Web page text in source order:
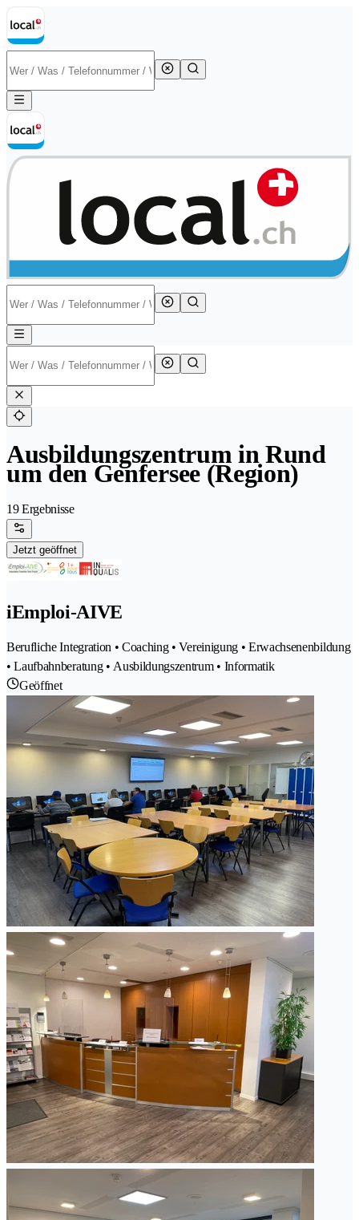
Ausbildungszentrum in Rund
um den Genfersee (Region)
19 Ergebnisse
Jetzt geöffnet
iEmploi-AIVE
Berufliche Integration • Coaching • Vereinigung • Erwachsenenbildung
• Laufbahnberatung • Ausbildungszentrum • Informatik
Geöffnet